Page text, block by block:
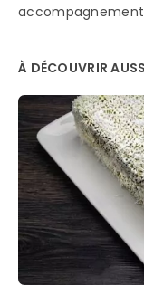
accompagnement
À DÉCOUVRIR